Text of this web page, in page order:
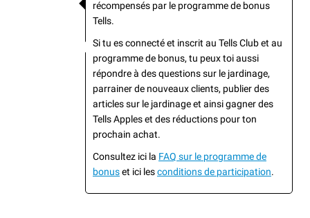
récompensés par le programme de bonus
Tells.
Si tu es connecté et inscrit au Tells Club et au
programme de bonus, tu peux toi aussi
répondre à des questions sur le jardinage,
parrainer de nouveaux clients, publier des
articles sur le jardinage et ainsi gagner des
Tells Apples et des réductions pour ton
prochain achat.
Consultez ici la FAQ sur le programme de
bonuset ici lesconditions de participation.